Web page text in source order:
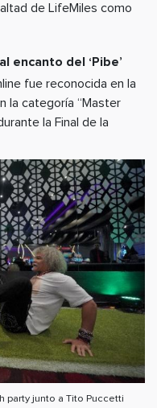
de LifeMiles como
encanto del ‘Pibe’
fue reconocida en la
la categoría “Master
la Final de la
party junto a Tito Puccetti